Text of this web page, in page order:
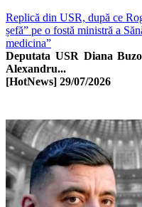
Replică din USR, după ce
șefă” pe o fostă ministră a
medicina”
Deputata USR Diana
Alexandru...
[HotNews] 29/07/2026